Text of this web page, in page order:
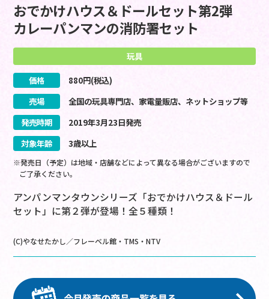
おでかけハウス＆ドールセット第2弾
カレーパンマンの消防署セット
玩具
価格 880円(税込)
売場
全国の玩具専門店、家電量販店、ネットショップ等
発売時期
2019年3月23日発売
対象年齢
3歳以上
※発売日（予定）は地域・店舗などによって異なる場合がございますので
ご了承ください。
アンパンマンタウンシリーズ「おでかけハウス＆ドール
セット」に第２弾が登場！全５種類！
(C)やなせたかし／フレーベル館・TMS・NTV